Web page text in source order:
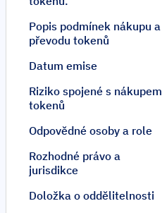
Popis podmínek nákupu a
převodu tokenů
Datum emise
Riziko spojené s nákupem
tokenů
Odpovědné osoby a role
Rozhodné právo a
jurisdikce
Doložka o oddělitelnosti